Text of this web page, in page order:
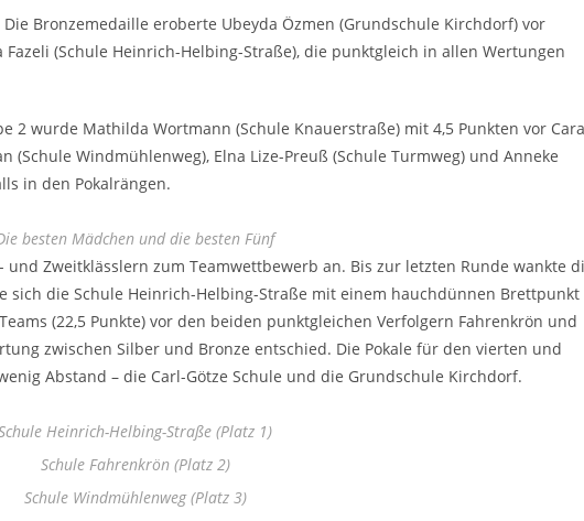
Bronzemedaille eroberte Ubeyda Özmen (Grundschule Kirchdorf) vor
(Schule Heinrich-Helbing-Straße), die punktgleich in allen Wertungen
2 wurde Mathilda Wortmann (Schule Knauerstraße) mit 4,5 Punkten vor Cara
(Schule Windmühlenweg), Elna Lize-Preuß (Schule Turmweg) und Anneke
in den Pokalrängen.
besten Mädchen und die besten Fünf
Zweitklässlern zum Teamwettbewerb an. Bis zur letzten Runde wankte
sich die Schule Heinrich-Helbing-Straße mit einem hauchdünnen Brettpunkt
(22,5 Punkte) vor den beiden punktgleichen Verfolgern Fahrenkrön und
zwischen Silber und Bronze entschied. Die Pokale für den vierten und
Abstand – die Carl-Götze Schule und die Grundschule Kirchdorf.
Heinrich-Helbing-Straße (Platz 1)
Schule Fahrenkrön (Platz 2)
Schule Windmühlenweg (Platz 3)